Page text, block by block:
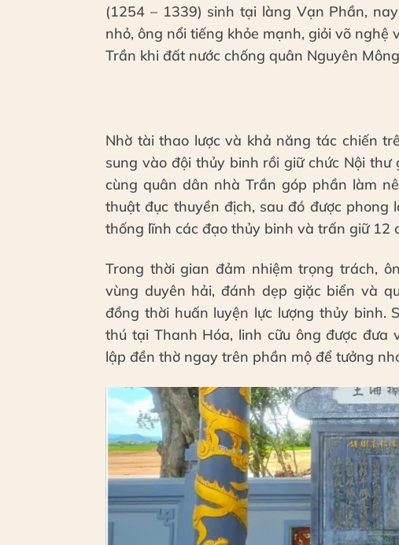
(1254 – 1339) sinh tại làng Vạn Phần,
nhỏ, ông nổi tiếng khỏe mạnh, giỏi võ
Trần khi đất nước chống quân Nguyên
Nhờ tài thao lược và khả năng tác chiến
sung vào đội thủy binh rồi giữ chức Nội
cùng quân dân nhà Trần góp phần làm
thuật đục thuyền địch, sau đó được phong
thống lĩnh các đạo thủy binh và trấn giữ 12
Trong thời gian đảm nhiệm trọng trách,
vùng duyên hải, đánh dẹp giặc biển và
đồng thời huấn luyện lực lượng thủy binh.
thú tại Thanh Hóa, linh cữu ông được
lập đền thờ ngay trên phần mộ để tưởng